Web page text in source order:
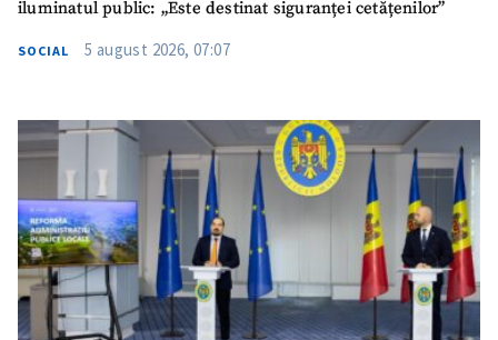
iluminatul public: „Este destinat siguranței cetățenilor”
SOCIAL 5 august 2026, 07:07